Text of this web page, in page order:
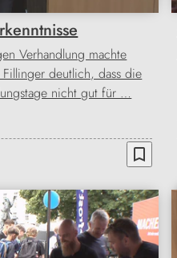
Verhandlung machte
deutlich, dass die
nicht gut für …
bookmark_border